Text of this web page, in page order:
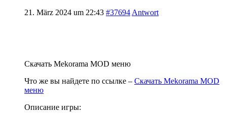
21. März 2024 um 22:43 #37694 Antwort
Скачать Mekorama MOD меню
Что же вы найдете по ссылке – Скачать Mekorama MOD
меню
Описание игры: